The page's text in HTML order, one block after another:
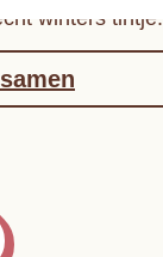
winters tintje.